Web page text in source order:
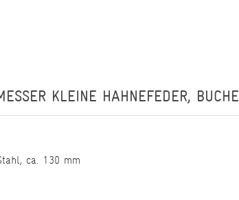
KLEINE HAHNEFEDER, BUCHE
ca. 130 mm